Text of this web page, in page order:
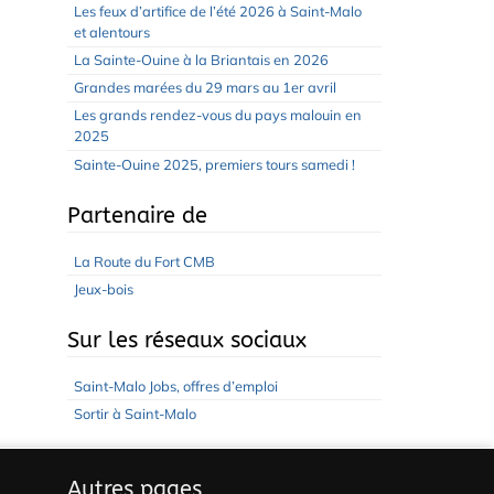
Les feux d’artifice de l’été 2026 à Saint-Malo
et alentours
La Sainte-Ouine à la Briantais en 2026
Grandes marées du 29 mars au 1er avril
Les grands rendez-vous du pays malouin en
2025
Sainte-Ouine 2025, premiers tours samedi !
Partenaire de
La Route du Fort CMB
Jeux-bois
Sur les réseaux sociaux
Saint-Malo Jobs, offres d’emploi
Sortir à Saint-Malo
Autres pages